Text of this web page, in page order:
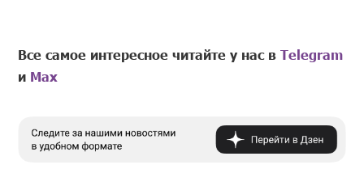
Все самое интересное читайте у нас вTelegram
и Mах